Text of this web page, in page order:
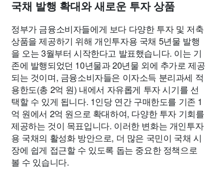
국채 발행 확대와 새로운 투자 상품
정부가 금융소비자들에게 보다 다양한 투자 및 저축
상품을 제공하기 위해 개인투자용 국채 5년물 발행
을 오는 3월부터 시작한다고 발표했습니다. 이는 기
존에 발행되었던 10년물과 20년물 외에 추가로 제공
되는 것이며, 금융소비자들은 이자소득 분리과세 적
용한도(총 2억 원) 내에서 자유롭게 투자 시기를 선
택할 수 있게 됩니다. 1인당 연간 구매한도를 기존 1
억 원에서 2억 원으로 확대하여, 다양한 투자 기회를
제공하는 것이 목표입니다. 이러한 변화는 개인투자
용 국채의 활성화 방안으로, 더 많은 국민이 국채 시
장에 쉽게 접근할 수 있도록 돕는 중요한 정책으로
볼 수 있습니다.